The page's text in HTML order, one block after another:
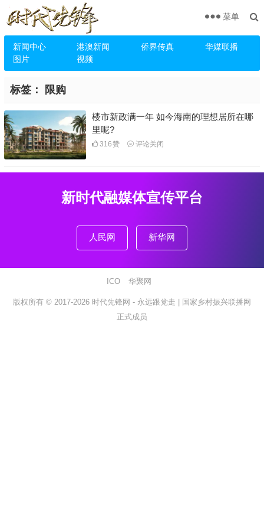
新闻中心 港澳新闻 侨界传真
华媒联播
图片
视频
菜单
标签： 限购
楼市新政满一年 如今海南的理想居所在哪
里呢?
316赞 评论关闭
新时代融媒体宣传平台
人民网 新华网
ICO 华聚网
版权所有 © 2017-2026 时代先锋网 - 永远跟党走 |
国家乡村振兴联播网
正式成员